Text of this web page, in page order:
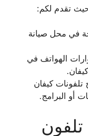
تقدم لكم:
في محل صيانة
الهواتف في
تلفونات كيفان
أو البرامج.